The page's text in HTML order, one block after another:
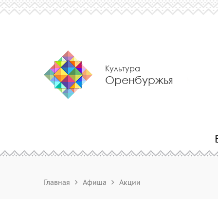
Культура
Оренбуржья
Главная Афиша Акции